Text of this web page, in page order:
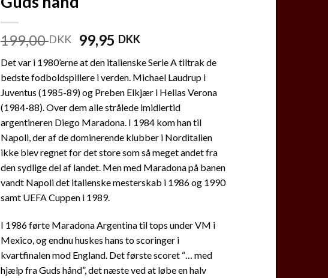
199,00DKK 99,95 DKK
Det var i 1980’erne at den italienske Serie A tiltrak de
bedste fodboldspillere i verden. Michael Laudrup i
Juventus (1985-89) og Preben Elkjær i Hellas Verona
(1984-88). Over dem alle strålede imidlertid
argentineren Diego Maradona. I 1984 kom han til
Napoli, der af de dominerende klubber i Norditalien
ikke blev regnet for det store som så meget andet fra
den sydlige del af landet. Men med Maradona på banen
vandt Napoli det italienske mesterskab i 1986 og 1990
samt UEFA Cuppen i 1989.
I 1986 førte Maradona Argentina til tops under VM i
Mexico, og endnu huskes hans to scoringer i
kvartfinalen mod England. Det første scoret “… med
hjælp fra Guds hånd”, det næste ved at løbe en halv